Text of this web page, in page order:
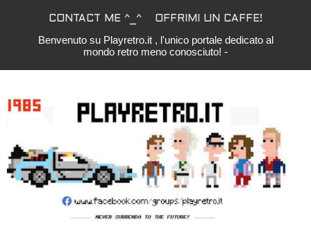
CONTACT ME ^_^ OFFRIMI UN CAFFE!
Benvenuto su Playretro.it , l'unico portale dedicato al
mondo retro meno conosciuto! -